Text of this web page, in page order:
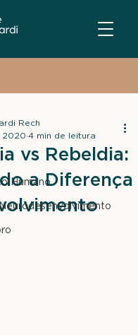
Humano
vs Rebeldia:
a Diferença
Rech
2020 4 min de leitura